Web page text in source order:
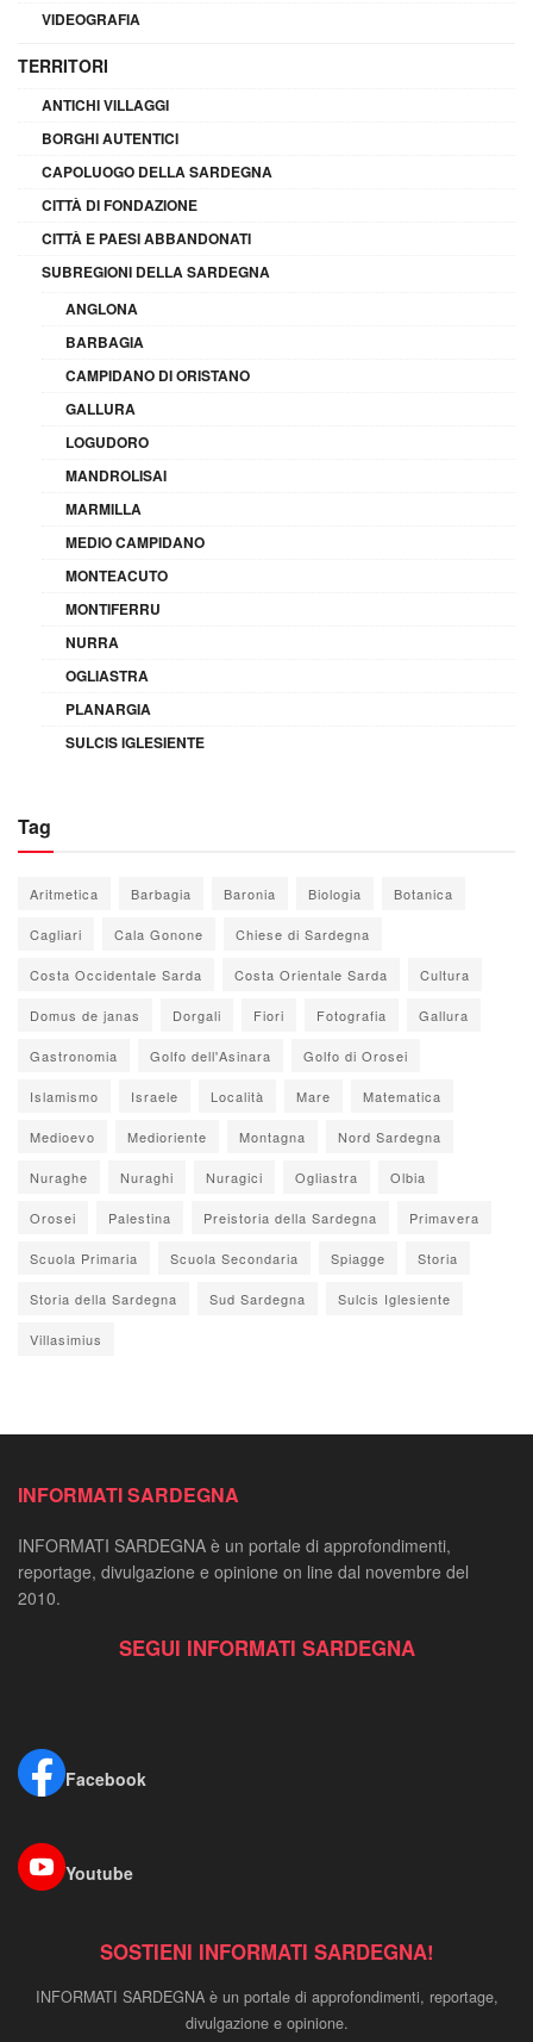
VIDEOGRAFIA
TERRITORI
ANTICHI VILLAGGI
BORGHI AUTENTICI
CAPOLUOGO DELLA SARDEGNA
CITTÀ DI FONDAZIONE
CITTÀ E PAESI ABBANDONATI
SUBREGIONI DELLA SARDEGNA
ANGLONA
BARBAGIA
CAMPIDANO DI ORISTANO
GALLURA
LOGUDORO
MANDROLISAI
MARMILLA
MEDIO CAMPIDANO
MONTEACUTO
MONTIFERRU
NURRA
OGLIASTRA
PLANARGIA
SULCIS IGLESIENTE
Tag
Aritmetica Barbagia Baronia Biologia Botanica
Cagliari Cala Gonone Chiese di Sardegna
Costa Occidentale Sarda Costa Orientale Sarda Cultura
Domus de janas Dorgali Fiori Fotografia Gallura
Gastronomia Golfo dell'Asinara Golfo di Orosei
Islamismo Israele Località Mare Matematica
Medioevo Medioriente Montagna Nord Sardegna
Nuraghe Nuraghi Nuragici Ogliastra Olbia
Orosei Palestina Preistoria della Sardegna Primavera
Scuola Primaria Scuola Secondaria Spiagge Storia
Storia della Sardegna Sud Sardegna Sulcis Iglesiente
Villasimius
INFORMATI SARDEGNA
INFORMATI SARDEGNA è un portale di approfondimenti,
reportage, divulgazione e opinione on line dal novembre del
2010.
SEGUI INFORMATI SARDEGNA
Facebook
Youtube
SOSTIENI INFORMATI SARDEGNA!
INFORMATI SARDEGNA è un portale di approfondimenti, reportage,
divulgazione e opinione.